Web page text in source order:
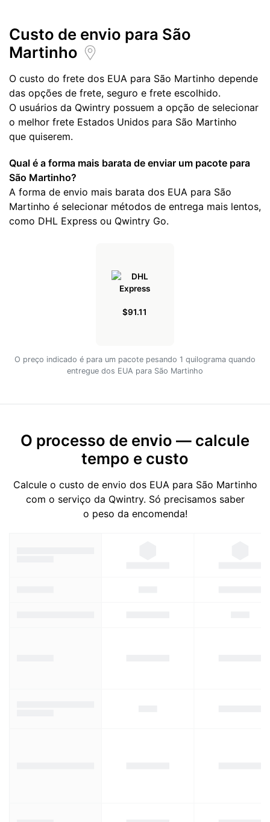
Custo de envio para São
Martinho
O custo do frete dos EUA para São Martinho depende
das opções de frete, seguro e frete escolhido.
O usuários da Qwintry possuem a opção de selecionar
o melhor frete Estados Unidos para São Martinho
que quiserem.
Qual é a forma mais barata de enviar um pacote para
São Martinho?
A forma de envio mais barata dos EUA para São
Martinho é selecionar métodos de entrega mais lentos,
como DHL Express ou Qwintry Go.
$91.11
O preço indicado é para um pacote pesando 1 quilograma quando
entregue dos EUA para São Martinho
O processo de envio — calcule
tempo e custo
Calcule o custo de envio dos EUA para São Martinho
com o serviço da Qwintry. Só precisamos saber
o peso da encomenda!